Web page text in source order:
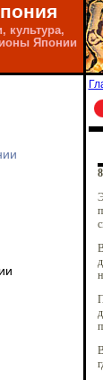
культура,
Японии